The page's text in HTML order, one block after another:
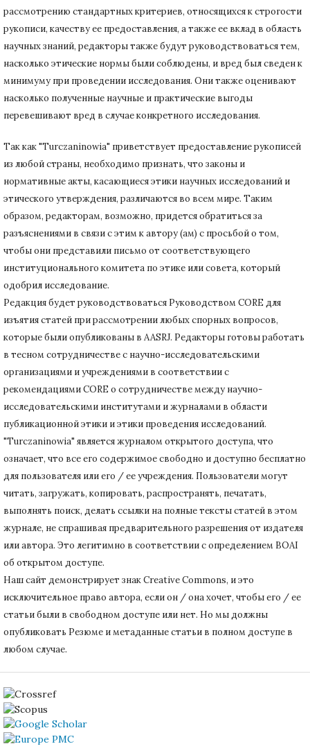
рассмотрению стандартных критериев, относящихся к строгости
рукописи, качеству ее предоставления, а также ее вклад в область
научных знаний, редакторы также будут руководствоваться тем,
насколько этические нормы были соблюдены, и вред был сведен к
минимуму при проведении исследования. Они также оценивают
насколько полученные научные и практические выгоды
перевешивают вред в случае конкретного исследования.
Так как "Turczaninowia" приветствует предоставление рукописей
из любой страны, необходимо признать, что законы и
нормативные акты, касающиеся этики научных исследований и
этического утверждения, различаются во всем мире. Таким
образом, редакторам, возможно, придется обратиться за
разъяснениями в связи с этим к автору (ам) с просьбой о том,
чтобы они представили письмо от соответствующего
институционального комитета по этике или совета, который
одобрил исследование.
Редакция будет руководствоваться Руководством CORE для
изъятия статей при рассмотрении любых спорных вопросов,
которые были опубликованы в AASRJ. Редакторы готовыработать
в тесном сотрудничестве с научно-исследовательскими
организациями и учреждениями в соответствии с
рекомендациями CORE о сотрудничестве между научно-
исследовательскими институтами и журналами в области
публикационной этики и этики проведения исследований.
"Turczaninowia" является журналом открытого доступа, что
означает, что все его содержимое свободно и доступно бесплатно
для пользователя или его / ее учреждения. Пользователи могут
читать, загружать, копировать, распространять, печатать,
выполнять поиск, делать ссылки на полные тексты статей в этом
журнале, не спрашивая предварительного разрешения от издателя
или автора. Это легитимно в соответствии с определением BOAI
об открытом доступе.
Наш сайт демонстрирует знак Creative Commons, и это
исключительное право автора, если он / она хочет, чтобы его / ее
статьи были в свободном доступе или нет. Но мы должны
опубликовать Резюме и метаданные статьи в полном доступе в
любом случае.